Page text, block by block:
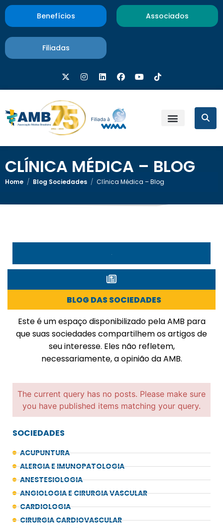
Benefícios Associados
Filiadas
CLÍNICA MÉDICA – BLOG
Home / Blog Sociedades / Clínica Médica – Blog
BLOG DAS SOCIEDADES
Este é um espaço disponibilizado pela AMB para
que suas sociedades compartilhem os artigos de
seu interesse. Eles não refletem,
necessariamente, a opinião da AMB.
The current query has no posts. Please make sure
you have published items matching your query.
SOCIEDADES
ACUPUNTURA
ALERGIA E IMUNOPATOLOGIA
ANESTESIOLOGIA
ANGIOLOGIA E CIRURGIA VASCULAR
CARDIOLOGIA
CIRURGIA CARDIOVASCULAR